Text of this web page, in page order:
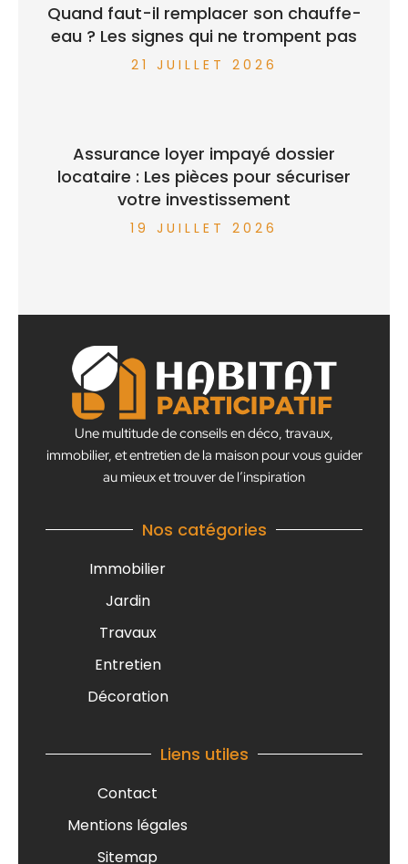
Quand faut-il remplacer son chauffe-
eau ? Les signes qui ne trompent pas
21 JUILLET 2026
Assurance loyer impayé dossier
locataire : Les pièces pour sécuriser
votre investissement
19 JUILLET 2026
Une multitude de conseils en déco, travaux,
immobilier, et entretien de la maison pour vous guider
au mieux et trouver de l’inspiration
Nos catégories
Immobilier
Jardin
Travaux
Entretien
Décoration
Liens utiles
Contact
Mentions légales
Sitemap